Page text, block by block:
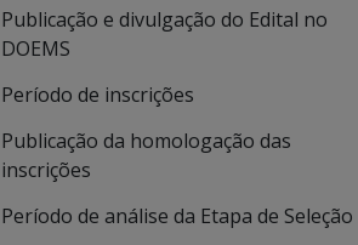
Publicação e divulgação do Edital no
DOEMS
Período de inscrições
Publicação da homologação das
inscrições
Período de análise da Etapa de Seleção